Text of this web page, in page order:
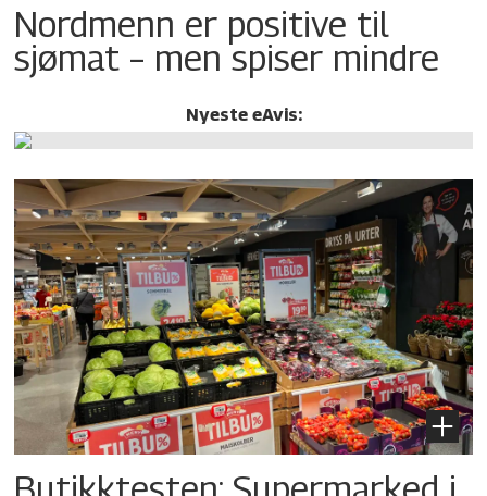
Nordmenn er positive til
sjømat – men spiser mindre
Nyeste eAvis: